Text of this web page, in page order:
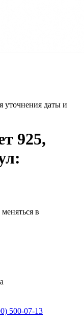
уточнения даты и
925,
в
500-07-13